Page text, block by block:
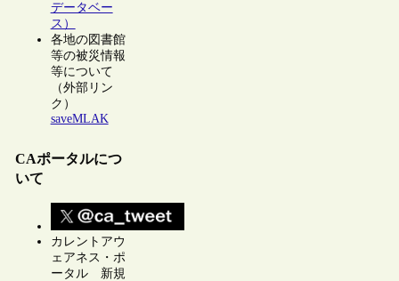
データベー
ス）
各地の図書館
等の被災情報
等について
（外部リン
ク）
saveMLAK
CAポータルにつ
いて
カレントアウ
ェアネス・ポ
ータル 新規